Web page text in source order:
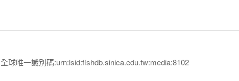
全球唯一識別碼:urn:lsid:fishdb.sinica.edu.tw:media:8102